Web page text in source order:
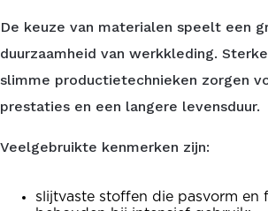
De keuze van materialen speelt een
duurzaamheid van werkkleding.
slimme productietechnieken zorgen
prestaties en een langere levensduur.
Veelgebruikte kenmerken zijn:
slijtvaste stoffen die pasvorm en